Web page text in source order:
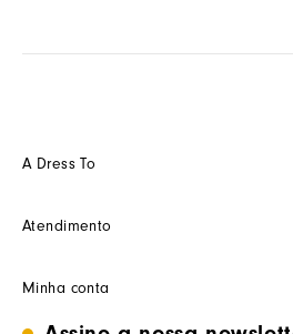
A Dress To
Futuro
Seja um(a) cliente multimarca
Atendimento
Como trocar
Termos de uso
Minha conta